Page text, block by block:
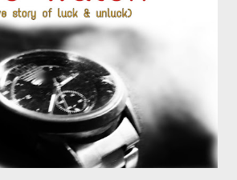
कोन होगा? दरवाजा खोला तो कोई नही था, में गुस्से